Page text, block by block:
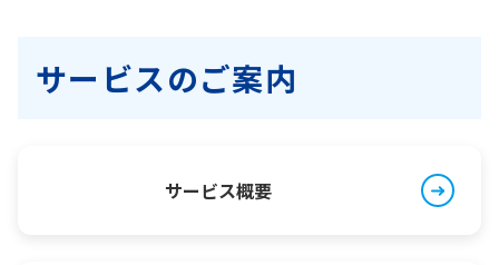
サービスのご案内
サービス概要